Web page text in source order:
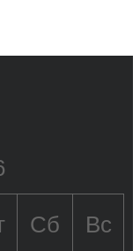
Сб Вс